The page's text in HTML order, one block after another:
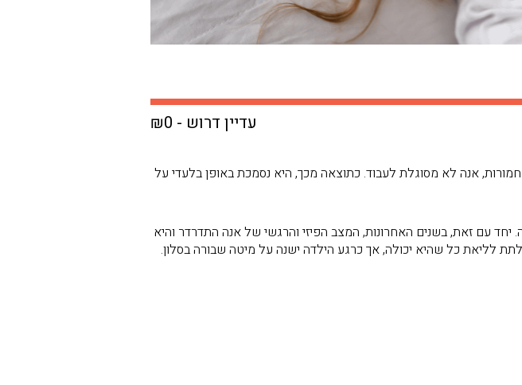
עדיין דרוש - ₪0
חמורות, אנה לא מסוגלת לעבוד. כתוצאה מכך, היא נסמכת באופן בלעדי על
עם זאת, בשנים האחרונות, המצב הפיזי והרגשי של אנה התדרדר והיא
לליאת כל שהיא יכולה, אך כרגע הילדה ישנה על מיטה שבורה בסלון.